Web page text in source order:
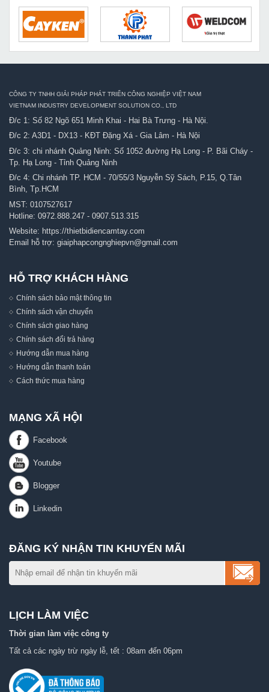
CÔNG TY TNHH GIẢI PHÁP PHÁT TRIỂN CÔNG NGHIỆP VIỆT NAM
VIETNAM INDUSTRY DEVELOPMENT SOLUTION CO., LTD
Đ/c 1: Số 82 Ngõ 651 Minh Khai - Hai Bà Trưng - Hà Nội.
Đ/c 2: A3D1 - DX13 - KĐT Đặng Xá - Gia Lâm - Hà Nội
Đ/c 3: chi nhánh Quảng Ninh: Số 1052 đường Hạ Long - P. Bãi Cháy -
Tp. Hạ Long - Tỉnh Quảng Ninh
Đ/c 4: Chi nhánh TP. HCM - 70/55/3 Nguyễn Sỹ Sách, P.15, Q.Tân
Bình, Tp.HCM
MST: 0107527617
Hotline: 0972.888.247 - 0907.513.315
Website: https://thietbidiencamtay.com
Email hỗ trợ: giaiphapcongnghiepvn@gmail.com
HỖ TRỢ KHÁCH HÀNG
Chính sách bảo mật thông tin
Chính sách vận chuyển
Chính sách giao hàng
Chính sách đổi trả hàng
Hướng dẫn mua hàng
Hướng dẫn thanh toán
Cách thức mua hàng
MẠNG XÃ HỘI
ĐĂNG KÝ NHẬN TIN KHUYẾN MÃI
LỊCH LÀM VIỆC
Thời gian làm việc công ty
Tất cả các ngày trừ ngày lễ, tết : 08am đến 06pm